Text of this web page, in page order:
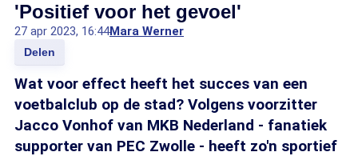
'Positief voor het gevoel'
27 apr 2023, 16:44Mara Werner
Delen
Wat voor effect heeft het succes van een
voetbalclub op de stad? Volgens voorzitter
Jacco Vonhof van MKB Nederland - fanatiek
supporter van PEC Zwolle - heeft zo'n sportief